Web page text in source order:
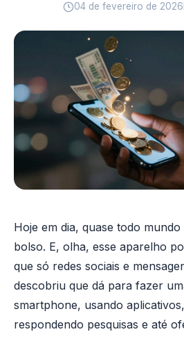
04 de fevereiro de 2026
Hoje em dia, quase todo
bolso. E, olha, esse aparelho
que só redes sociais e
descobriu que dá para fazer
smartphone, usando
respondendo pesquisas e até